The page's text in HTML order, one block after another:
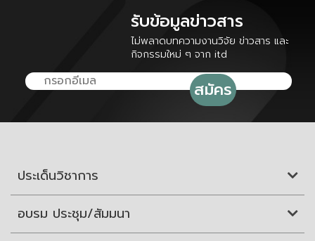
รับข้อมูลข่าวสาร
ไม่พลาดบทความงานวิจัย ข่าวสาร และ
กิจกรรมใหม่ ๆ จาก itd
ประเด็นวิชาการ
อบรม ประชุม/สัมมนา